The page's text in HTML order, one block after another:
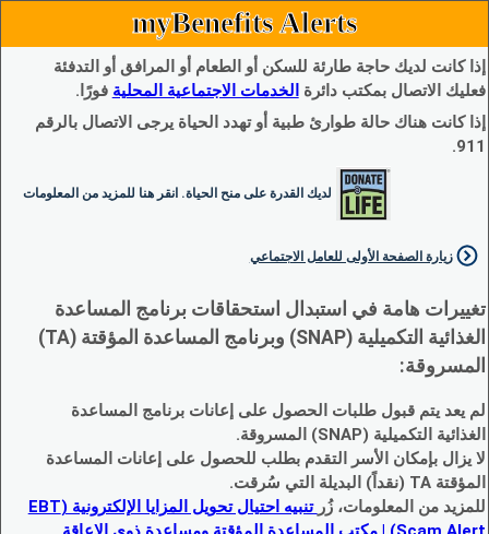
myBenefits Alerts
إذا كانت لديك حاجة طارئة للسكن أو الطعام أو المرافق أو التدفئة
فعليك الاتصال بمكتب دائرة الخدمات الاجتماعية المحلية فورًا.
إذا كانت هناك حالة طوارئ طبية أو تهدد الحياة يرجى الاتصال بالرقم
911.
لديك القدرة على منح الحياة. انقر هنا للمزيد من المعلومات
زيارة الصفحة الأولى للعامل الاجتماعي
تغييرات هامة في استبدال استحقاقات برنامج المساعدة
الغذائية التكميلية (SNAP) وبرنامج المساعدة المؤقتة (TA)
المسروقة:
لم يعد يتم قبول طلبات الحصول على إعانات برنامج المساعدة
الغذائية التكميلية (SNAP) المسروقة.
لا يزال بإمكان الأسر التقدم بطلب للحصول على إعانات المساعدة
المؤقتة TA (نقداً) البديلة التي سُرقت.
للمزيد من المعلومات، زُر
تنبيه احتيال تحويل المزايا الإلكترونية (EBT